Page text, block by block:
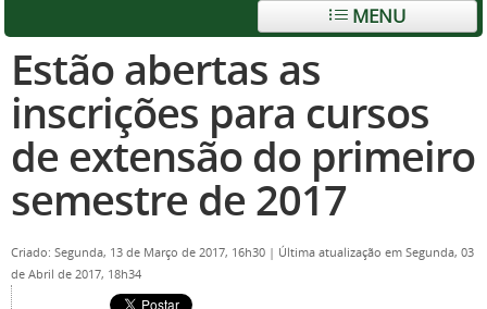
MENU
Estão abertas as
inscrições para cursos
de extensão do primeiro
semestre de 2017
Criado: Segunda, 13 de Março de 2017, 16h30 | Última atualização em Segunda, 03
de Abril de 2017, 18h34